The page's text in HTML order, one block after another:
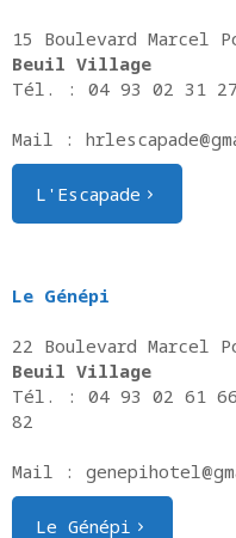
15 Boulevard Marcel
Beuil Village
Tél. : 04 93 02 31 27
Mail :
L'Escapade
Le Génépi
22 Boulevard Marcel
Beuil Village
Tél. : 04 93 02 61
82
Mail :
Le Génépi